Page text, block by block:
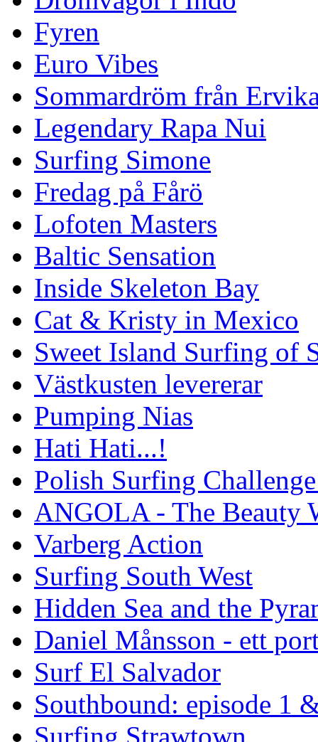
Fyren
Euro Vibes
Sommardröm från
Legendary Rapa Nui
Surfing Simone
Fredag på Fårö
Lofoten Masters
Baltic Sensation
Inside Skeleton Bay
Cat & Kristy in Mexico
Sweet Island Surfing of
Västkusten levererar
Pumping Nias
Hati Hati...!
Polish Surfing
ANGOLA - The Beauty
Varberg Action
Surfing South West
Hidden Sea and the
Daniel Månsson - ett
Surf El Salvador
Southbound: episode 1
Surfing Strawtown